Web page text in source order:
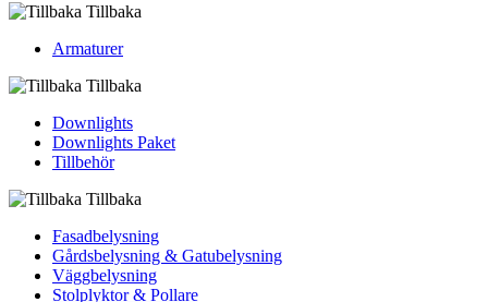
Tillbaka
Armaturer
Tillbaka
Downlights
Downlights Paket
Tillbehör
Tillbaka
Fasadbelysning
Gårdsbelysning & Gatubelysning
Väggbelysning
Stolplyktor & Pollare